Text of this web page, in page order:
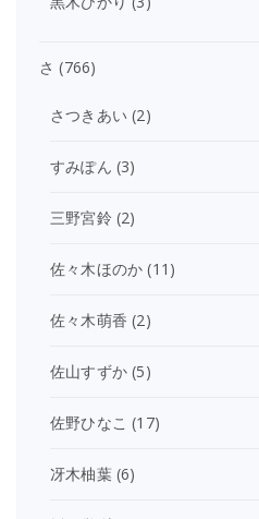
さ (766)
さつきあい (2)
すみぽん (3)
三野宮鈴(2)
佐々木ほのか (11)
佐々木萌香 (2)
佐山すずか (5)
佐野ひなこ (17)
冴木柚葉(6)